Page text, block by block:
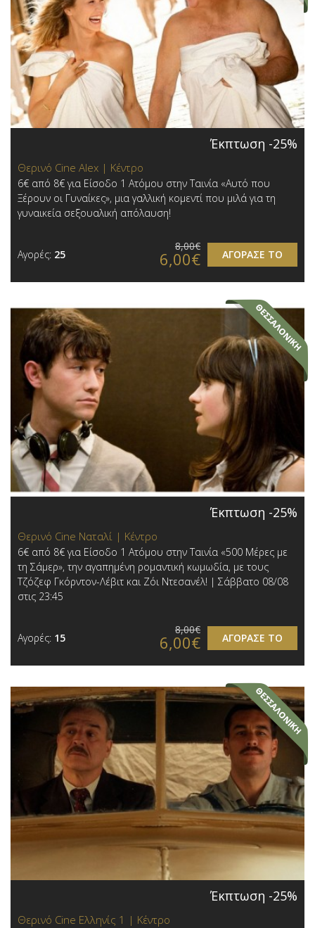
Έκπτωση -25%
Θερινό Cine Alex | Κέντρο
6€ από 8€ για Είσοδο 1 Ατόμου στην Ταινία «Αυτό που
Ξέρουν οι Γυναίκες», μια γαλλική κομεντί που μιλά για τη
γυναικεία σεξουαλική απόλαυση!
Αγορές: 25 ΑΓΟΡΑΣΕ ΤΟ
8,00€
6,00€
Έκπτωση -25%
Θερινό Cine Ναταλί | Κέντρο
6€ από 8€ για Είσοδο 1 Ατόμου στην Ταινία «500 Μέρες με
τη Σάμερ», την αγαπημένη ρομαντική κωμωδία, με τους
Τζόζεφ Γκόρντον-Λέβιτ και Ζόι Ντεσανέλ! | Σάββατο 08/08
στις 23:45
Αγορές: 15 ΑΓΟΡΑΣΕ ΤΟ
8,00€
6,00€
Έκπτωση -25%
Θερινό Cine Ελληνίς 1 | Κέντρο